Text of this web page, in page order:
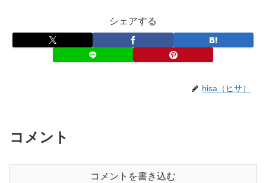
シェアする
hisa（ヒサ）
コメント
コメントを書き込む